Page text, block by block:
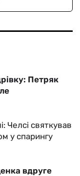
Петряк
Челсі святкував
у спарингу
вдруге